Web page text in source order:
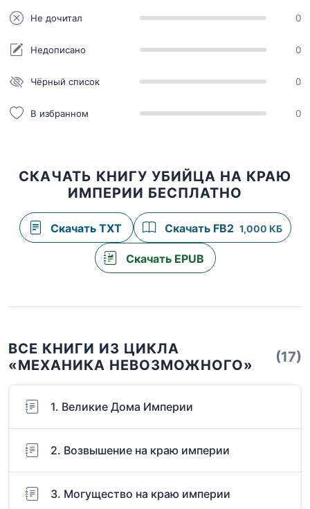
Не дочитал 0
Недописано 0
Чёрный список 0
В избранном 0
СКАЧАТЬ КНИГУ УБИЙЦА НА КРАЮ
ИМПЕРИИ БЕСПЛАТНО
Скачать TXT Скачать FB2 1,000 КБ
Скачать EPUB
ВСЕ КНИГИ ИЗ ЦИКЛА
«МЕХАНИКА НЕВОЗМОЖНОГО»
(17)
1. Великие Дома Империи
2. Возвышение на краю империи
3. Могущество на краю империи